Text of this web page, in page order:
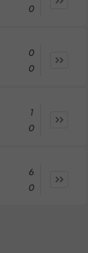
0
0
0
1
0
6
0